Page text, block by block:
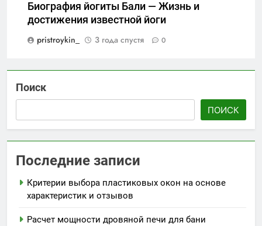
Биография йогиты Бали — Жизнь и
достижения известной йоги
pristroykin_
3 года спустя 0
Поиск
ПОИСК
Последние записи
Критерии выбора пластиковых окон на основе
характеристик и отзывов
Расчет мощности дровяной печи для бани